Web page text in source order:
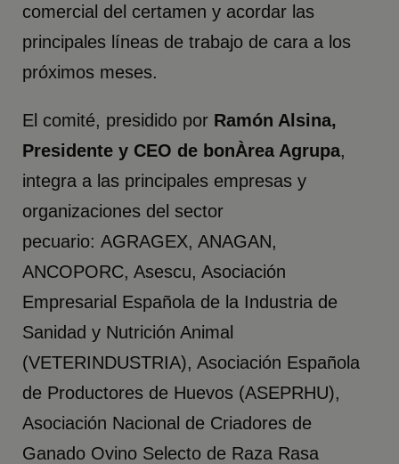
comercial del certamen y acordar las
principales líneas de trabajo de cara a los
próximos meses.
El comité, presidido por Ramón Alsina,
Presidente y CEO de bonÀrea Agrupa,
integra a las principales empresas y
organizaciones del sector
pecuario: AGRAGEX, ANAGAN,
ANCOPORC, Asescu, Asociación
Empresarial Española de la Industria de
Sanidad y Nutrición Animal
(VETERINDUSTRIA), Asociación Española
de Productores de Huevos (ASEPRHU),
Asociación Nacional de Criadores de
Ganado Ovino Selecto de Raza Rasa